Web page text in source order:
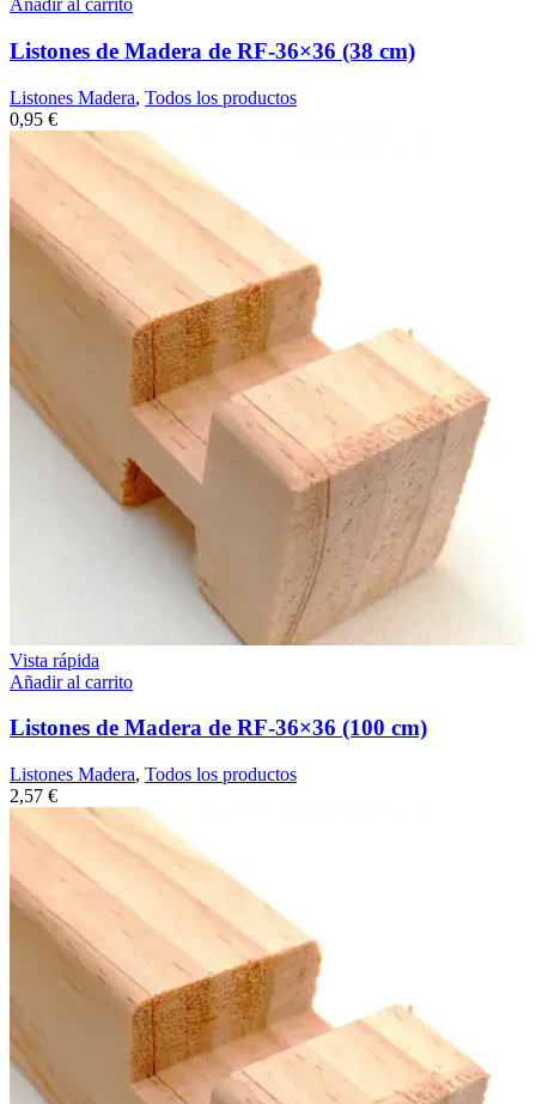
Añadir al carrito
Listones de Madera de RF-36×36 (38 cm)
Listones Madera, Todos los productos
0,95 €
Vista rápida
Añadir al carrito
Listones de Madera de RF-36×36 (100 cm)
Listones Madera, Todos los productos
2,57 €